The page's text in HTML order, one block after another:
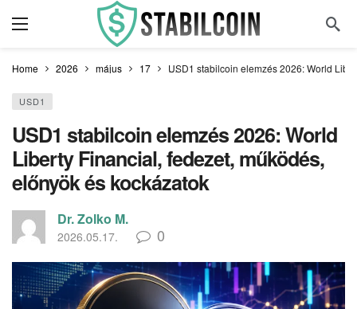
Home 2026 május 17 USD1 stabilcoin elemzés 2026: World
USD1
USD1 stabilcoin elemzés 2026: World
Liberty Financial, fedezet, működés,
előnyök és kockázatok
Dr. Zolko M.
2026.05.17. 0